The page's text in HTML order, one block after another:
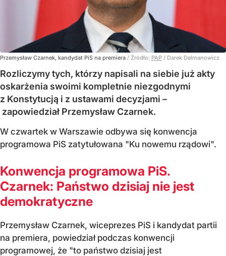
Przemysław Czarnek, kandydat PiS na premiera / Źródło: PAP / Darek Delmanowicz
Rozliczymy tych, którzy napisali na siebie już akty
oskarżenia swoimi kompletnie niezgodnymi
z Konstytucją i z ustawami decyzjami –
zapowiedział Przemysław Czarnek.
W czwartek w Warszawie odbywa się konwencja
programowa PiS zatytułowana "Ku nowemu rządowi".
Konwencja programowa PiS.
Czarnek: Państwo dzisiaj nie jest
demokratyczne
Przemysław Czarnek, wiceprezes PiS i kandydat partii
na premiera, powiedział podczas konwencji
programowej, że "to państwo dzisiaj jest